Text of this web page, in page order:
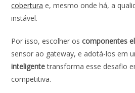
cobertura e, mesmo onde há, a
instável.
Por isso, escolher oscomponentes
sensor ao gateway, e adotá-los em
inteligentetransforma esse desafio
competitiva.